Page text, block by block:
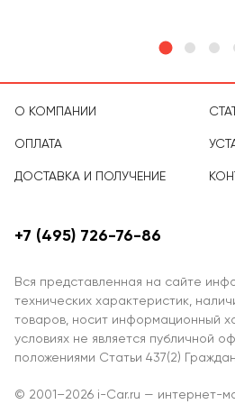
О КОМПАНИИ
ОПЛАТА
ДОСТАВКА И ПОЛУЧЕНИЕ
Вся представленная на сайте
технических характеристик,
товаров, носит информационный
условиях не является публичной
положениями Статьи 437(2)
+7 (495) 726-76-86
© 2001–2026 i-Car.ru — интернет-